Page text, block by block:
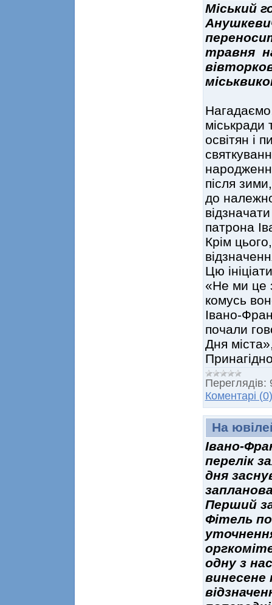
Міський
травня
міськради
освітян і
після
до
патрона
Крім
Цю
«Не ми це
комусь
Івано-
почали
Дня
Переглядів:
Коментарі (0)
На
Івано-
перелік
дня
Перший
Фітель
одну з
винесене